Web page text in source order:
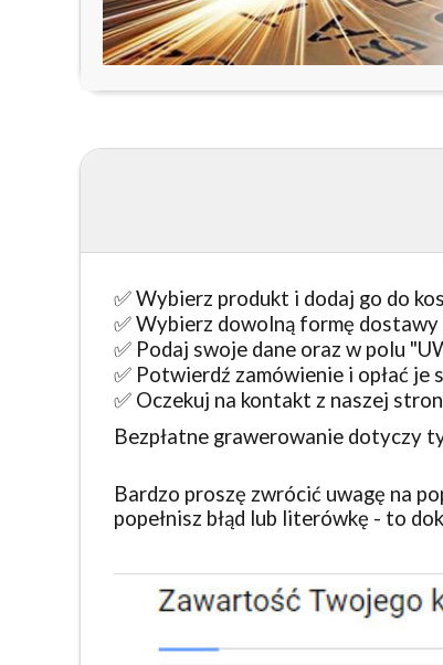
✅ Wybierz produkt i dodaj go do
✅ Wybierz dowolną formę
✅ Podaj swoje dane oraz w polu
✅ Potwierdź zamówienie i opłać je
✅ Oczekuj na kontakt z naszej
Bezpłatne grawerowanie dotyczy
Bardzo proszę zwrócić uwagę na
popełnisz błąd lub literówkę - to